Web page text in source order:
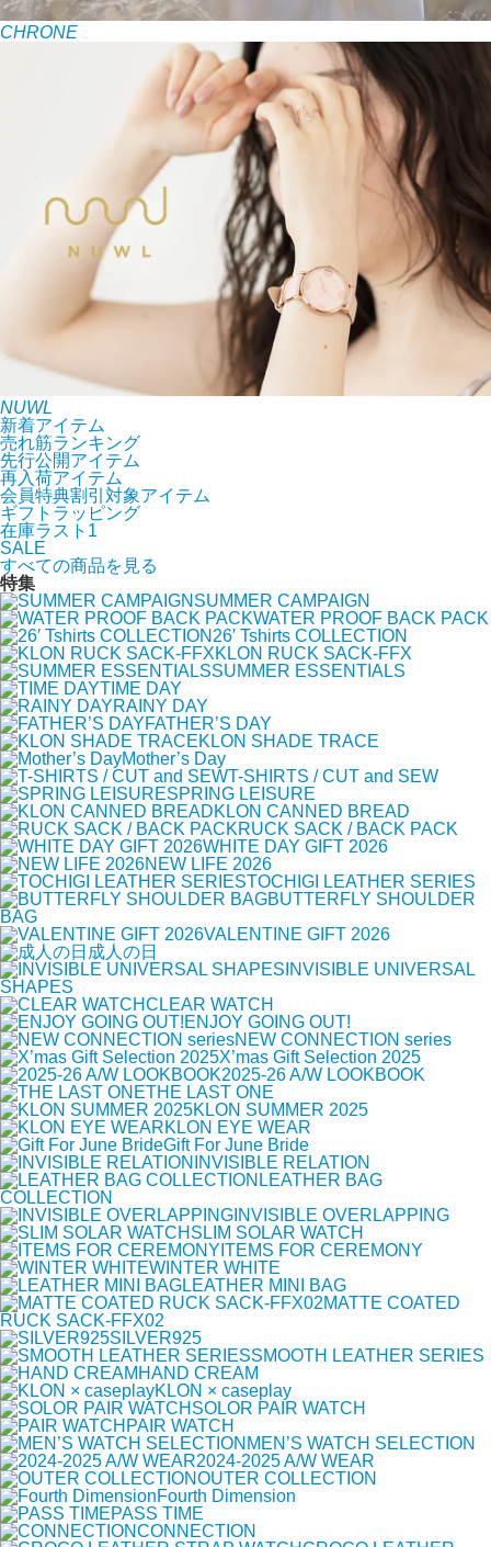
CHRONE
NUWL
新着アイテム
売れ筋ランキング
先行公開アイテム
再入荷アイテム
会員特典割引対象アイテム
ギフトラッピング
在庫ラスト1
SALE
すべての商品を見る
特集
SUMMER CAMPAIGN
WATER PROOF BACK PACK
26′ Tshirts COLLECTION
KLON RUCK SACK-FFX
SUMMER ESSENTIALS
TIME DAY
RAINY DAY
FATHER’S DAY
KLON SHADE TRACE
Mother’s Day
T-SHIRTS / CUT and SEW
SPRING LEISURE
KLON CANNED BREAD
RUCK SACK / BACK PACK
WHITE DAY GIFT 2026
NEW LIFE 2026
TOCHIGI LEATHER SERIES
BUTTERFLY SHOULDER
BAG
VALENTINE GIFT 2026
成人の日
INVISIBLE UNIVERSAL
SHAPES
CLEAR WATCH
ENJOY GOING OUT!
NEW CONNECTION series
X’mas Gift Selection 2025
2025-26 A/W LOOKBOOK
THE LAST ONE
KLON SUMMER 2025
KLON EYE WEAR
Gift For June Bride
INVISIBLE RELATION
LEATHER BAG
COLLECTION
INVISIBLE OVERLAPPING
SLIM SOLAR WATCH
ITEMS FOR CEREMONY
WINTER WHITE
LEATHER MINI BAG
MATTE COATED
RUCK SACK-FFX02
SILVER925
SMOOTH LEATHER SERIES
HAND CREAM
KLON × caseplay
SOLOR PAIR WATCH
PAIR WATCH
MEN’S WATCH SELECTION
2024-2025 A/W WEAR
OUTER COLLECTION
Fourth Dimension
PASS TIME
CONNECTION